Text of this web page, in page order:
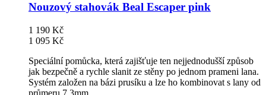
Nouzový stahovák Beal Escaper pink
1 190 Kč
1 095 Kč
Speciální pomůcka, která zajišťuje ten nejjednodušší způsob
jak bezpečně a rychle slanit ze stěny po jednom prameni lana.
Systém založen na bázi prusíku a lze ho kombinovat s lany od
průmeru 7,3mm.